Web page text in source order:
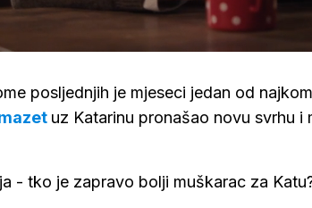
posljednjih je mjeseci jedan od
uz Katarinu pronašao novu svrhu i
- tko je zapravo bolji muškarac za